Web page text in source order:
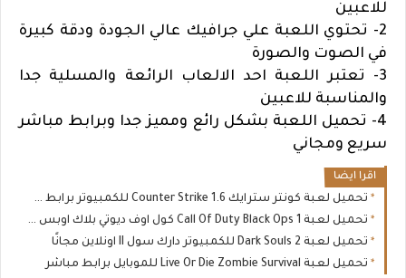
للاعبين
2- تحتوي اللعبة علي جرافيك عالي الجودة ودقة كبيرة
في الصوت والصورة
3- تعتبر اللعبة احد الالعاب الرائعة والمسلية جدا
والمناسبة للاعبين
4- تحميل اللعبة بشكل رائع ومميز جدا وبرابط مباشر
سريع ومجاني
اقرا ايضا
تحميل لعبة كونتر سترايك Counter Strike 1.6 للكمبيوتر برابط مباشر
تحميل لعبة Call Of Duty Black Ops 1 كول اوف ديوتي بلاك اوبس 1 للكمبيوتر برابط مباشر كاملة
تحميل لعبة Dark Souls 2 للكمبيوتر دارك سول II اونلاين مجانًا
تحميل لعبة Live Or Die Zombie Survival للموبايل برابط مباشر